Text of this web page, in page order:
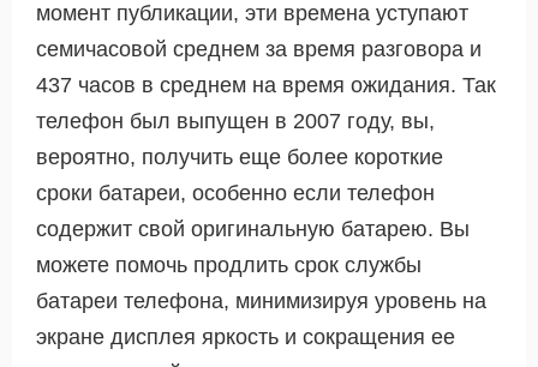
момент публикации, эти времена уступают
семичасовой среднем за время разговора и
437 часов в среднем на время ожидания. Так
телефон был выпущен в 2007 году, вы,
вероятно, получить еще более короткие
сроки батареи, особенно если телефон
содержит свой оригинальную батарею. Вы
можете помочь продлить срок службы
батареи телефона, минимизируя уровень на
экране дисплея яркость и сокращения ее